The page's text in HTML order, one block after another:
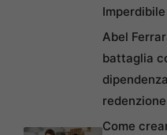
Abel
battaglia
Come